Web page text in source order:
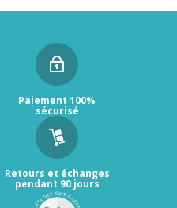
Paiement 100%
sécurisé
Retours et échanges
pendant 90 jours